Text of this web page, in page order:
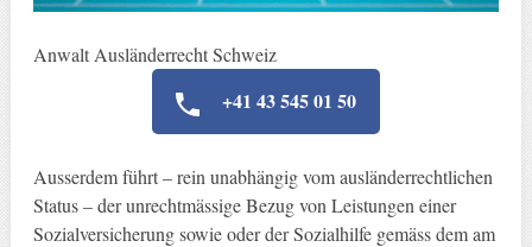
Anwalt Ausländerrecht Schweiz
+41 43 545 01 50
Ausserdem führt – rein unabhängig vom ausländerrechtlichen
Status – der unrechtmässige Bezug von Leistungen einer
Sozialversicherung sowie oder der Sozialhilfe gemäss dem am